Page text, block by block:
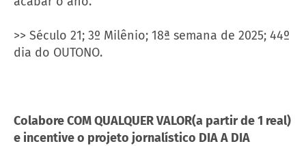
>> Século 21; 3º Milênio; 18ª semana de 2025; 44º
dia do OUTONO.
Colabore COM QUALQUER VALOR(a partir de 1 real)
e incentive o projeto jornalístico DIA A DIA